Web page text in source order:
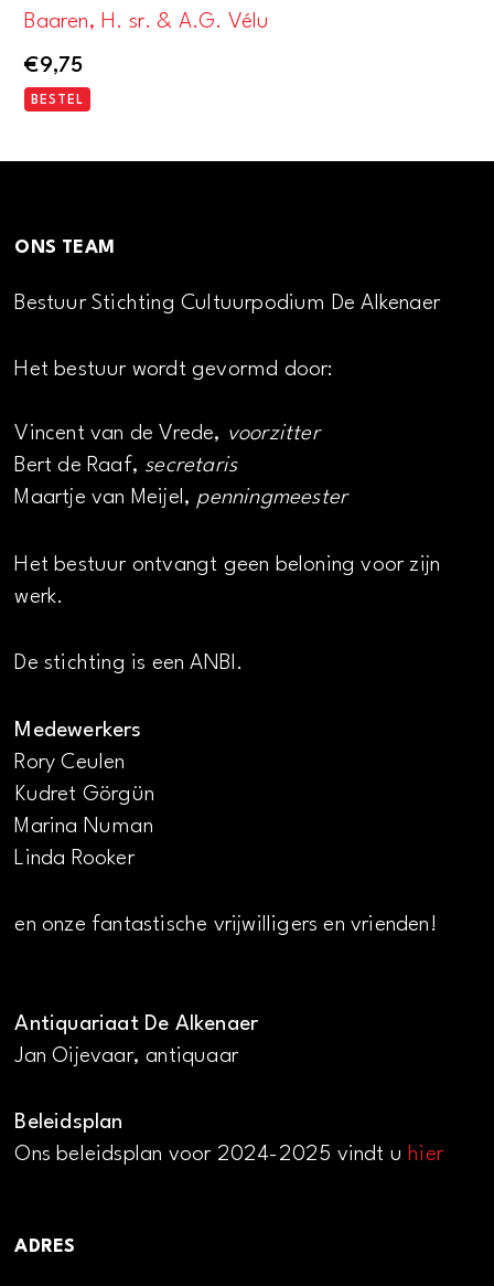
Baaren, H. sr. & A.G. Vélu
€9,75
BESTEL
ONS TEAM
Bestuur Stichting Cultuurpodium De Alkenaer
Het bestuur wordt gevormd door:
Vincent van de Vrede, voorzitter
Bert de Raaf, secretaris
Maartje van Meijel, penningmeester
Het bestuur ontvangt geen beloning voor zijn
werk.
De stichting is een ANBI.
Medewerkers
Rory Ceulen
Kudret Görgün
Marina Numan
Linda Rooker
en onze fantastische vrijwilligers en vrienden!
Antiquariaat De Alkenaer
Jan Oijevaar, antiquaar
Beleidsplan
Ons beleidsplan voor 2024-2025 vindt uhier
ADRES